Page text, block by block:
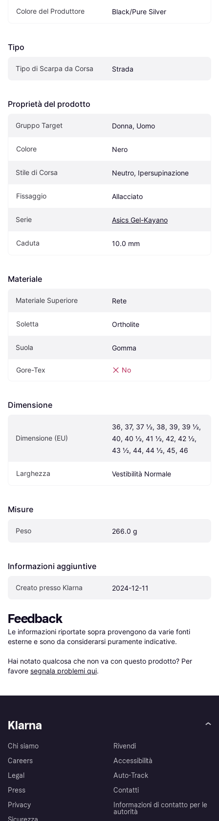
Colore del Produttore Black/Pure Silver
Tipo
Tipo di Scarpa da Corsa Strada
Proprietà del prodotto
Gruppo Target Donna, Uomo
Colore Nero
Stile di Corsa Neutro, Ipersupinazione
Fissaggio Allacciato
Serie Asics Gel-Kayano
Caduta 10.0 mm
Materiale
Materiale Superiore Rete
Soletta Ortholite
Suola Gomma
Gore-Tex No
Dimensione
Dimensione (EU)
36, 37, 37 ½, 38, 39, 39 ½,
40, 40 ½, 41 ½, 42, 42 ½,
43 ½, 44, 44 ½, 45, 46
Larghezza Vestibilità Normale
Misure
Peso 266.0 g
Informazioni aggiuntive
Creato presso Klarna 2024-12-11
Feedback
Le informazioni riportate sopra provengono da varie fonti
esterne e sono da considerarsi puramente indicative.
Hai notato qualcosa che non va con questo prodotto? Per
favore segnala problemi qui.
Klarna
Chi siamo
Careers
Legal
Press
Privacy
Rivendi
Accessibilità
Auto-Track
Contatti
Informazioni di contatto per le
autorità